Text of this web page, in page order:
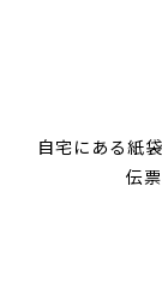
自宅にある紙
伝